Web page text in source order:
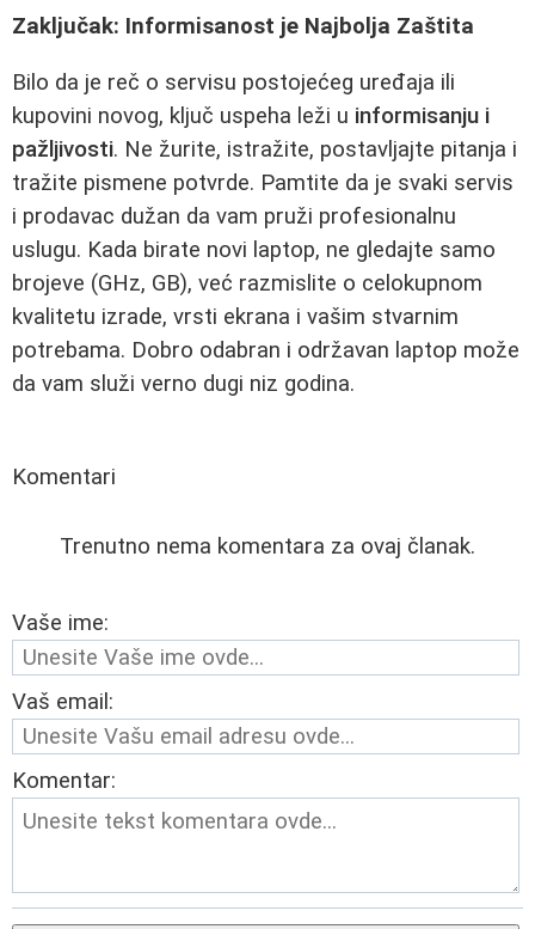
Zaključak: Informisanost je Najbolja Zaštita
Bilo da je reč o servisu postojećeg uređaja ili
kupovini novog, ključ uspeha leži u informisanju i
pažljivosti. Ne žurite, istražite, postavljajte pitanja i
tražite pismene potvrde. Pamtite da je svaki servis
i prodavac dužan da vam pruži profesionalnu
uslugu. Kada birate novi laptop, ne gledajte samo
brojeve (GHz, GB), već razmislite o celokupnom
kvalitetu izrade, vrsti ekrana i vašim stvarnim
potrebama. Dobro odabran i održavan laptop može
da vam služi verno dugi niz godina.
Komentari
Trenutno nema komentara za ovaj članak.
Vaše ime:
Vaš email:
Komentar: